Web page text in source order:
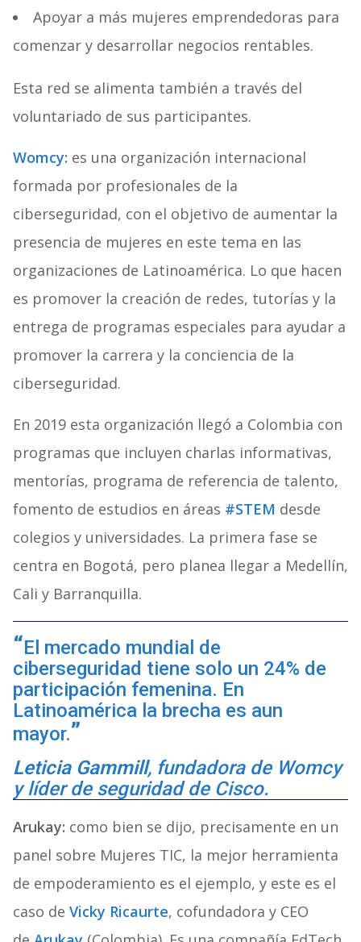
Apoyar a más mujeres emprendedoras para
comenzar y desarrollar negocios rentables.
Esta red se alimenta también a través del
voluntariado de sus participantes.
Womcy: es una organización internacional
formada por profesionales de la
ciberseguridad, con el objetivo de aumentar la
presencia de mujeres en este tema en las
organizaciones de Latinoamérica. Lo que hacen
es promover la creación de redes, tutorías y la
entrega de programas especiales para ayudar a
promover la carrera y la conciencia de la
ciberseguridad.
En 2019 esta organización llegó a Colombia con
programas que incluyen charlas informativas,
mentorías, programa de referencia de talento,
fomento de estudios en áreas #STEM desde
colegios y universidades. La primera fase se
centra en Bogotá, pero planea llegar a Medellín,
Cali y Barranquilla.
El mercado mundial de
ciberseguridad tiene solo un 24% de
participación femenina. En
Latinoamérica la brecha es aun
mayor.
Leticia Gammill, fundadora de Womcy
y líder de seguridad de Cisco.
Arukay: como bien se dijo, precisamente en un
panel sobre Mujeres TIC, la mejor herramienta
de empoderamiento es el ejemplo, y este es el
caso de Vicky Ricaurte, cofundadora y CEO